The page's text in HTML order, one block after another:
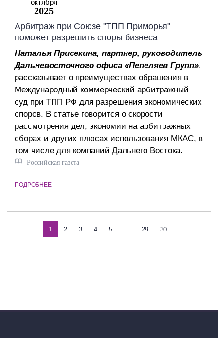
октября
2025
Арбитраж при Союзе "ТПП Приморья"
поможет разрешить споры бизнеса
Наталья Присекина, партнер, руководитель
Дальневосточного офиса «Пепеляев Групп»,
рассказывает о преимуществах обращения в
Международный коммерческий арбитражный
суд при ТПП РФ для разрешения экономических
споров. В статье говорится о скорости
рассмотрения дел, экономии на арбитражных
сборах и других плюсах использования МКАС, в
том числе для компаний Дальнего Востока.
Российская газета
ПОДРОБНЕЕ
1 2 3 4 5 ... 29 30